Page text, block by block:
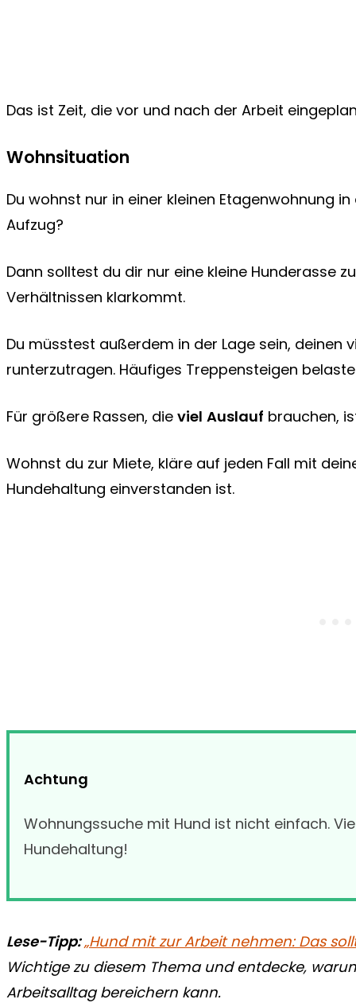
Das ist Zeit, die vor und nach der Arbeit
Wohnsituation
Du wohnst nur in einer kleinen Etagenwohnung
Aufzug?
Dann solltest du dir nur eine kleine Hunderasse
Verhältnissen klarkommt.
Du müsstest außerdem in der Lage sein, deinen
runterzutragen. Häufiges Treppensteigen
Für größere Rassen, die viel Auslauf brauchen,
Wohnst du zur Miete, kläre auf jeden Fall mit
Hundehaltung einverstanden ist.
Achtung
Wohnungssuche mit Hund ist nicht einfach.
Hundehaltung!
Lese-Tipp:„Hund mit zur Arbeit nehmen: Das
Wichtige zu diesem Thema und entdecke,
Arbeitsalltag bereichern kann.